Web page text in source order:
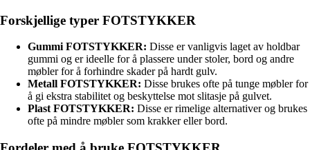
Forskjellige typer FOTSTYKKER
Gummi FOTSTYKKER: Disse er vanligvis laget av holdbar
gummi og er ideelle for å plassere under stoler, bord og andre
møbler for å forhindre skader på hardt gulv.
Metall FOTSTYKKER: Disse brukes ofte på tunge møbler for
å gi ekstra stabilitet og beskyttelse mot slitasje på gulvet.
Plast FOTSTYKKER: Disse er rimelige alternativer og brukes
ofte på mindre møbler som krakker eller bord.